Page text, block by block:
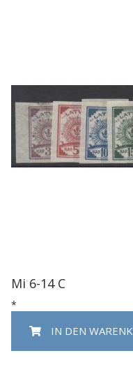
Mi 6-14 C
*
IN DEN